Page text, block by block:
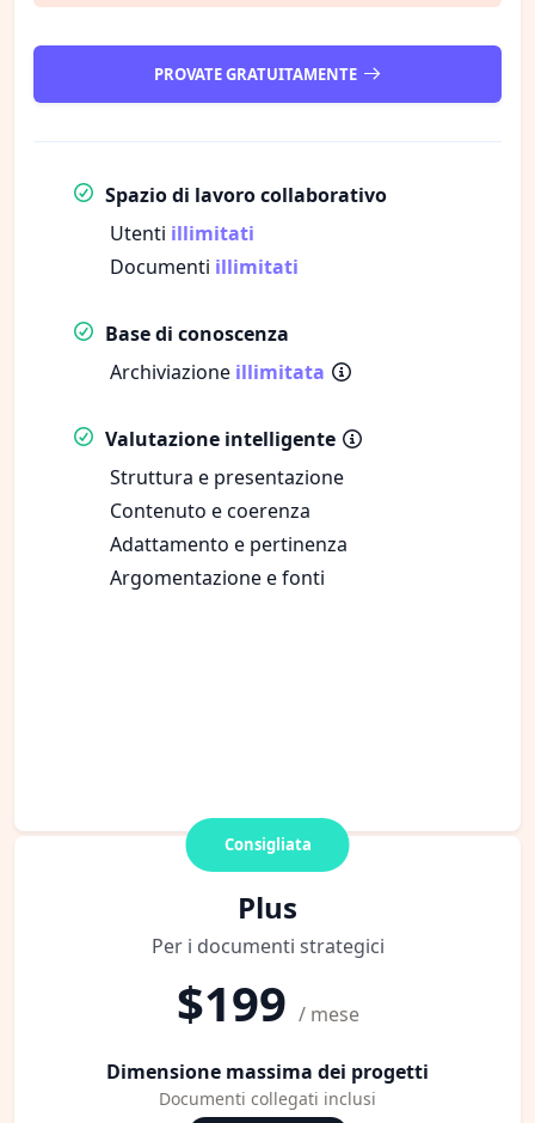
PROVATE GRATUITAMENTE
Spazio di lavoro collaborativo
Utenti illimitati
Documenti illimitati
Base di conoscenza
Archiviazione illimitata
Valutazione intelligente
Struttura e presentazione
Contenuto e coerenza
Adattamento e pertinenza
Argomentazione e fonti
Consigliata
Plus
Per i documenti strategici
$199 / mese
Dimensione massima dei progetti
Documenti collegati inclusi